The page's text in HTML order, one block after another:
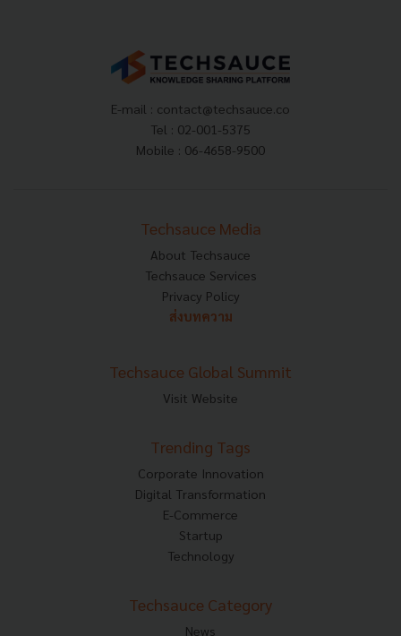
E-mail : contact@techsauce.co
Tel : 02-001-5375
Mobile : 06-4658-9500
Techsauce Media
About Techsauce
Techsauce Services
Privacy Policy
ส่งบทความ
Techsauce Global Summit
Visit Website
Trending Tags
Corporate Innovation
Digital Transformation
E-Commerce
Startup
Technology
Techsauce Category
News